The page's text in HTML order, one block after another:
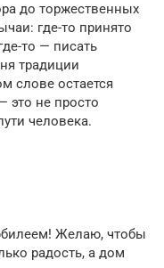
до торжественных
где-то принято
то — писать
традиции
слове остается
это не просто
человека.
Желаю, чтобы
радость, а дом